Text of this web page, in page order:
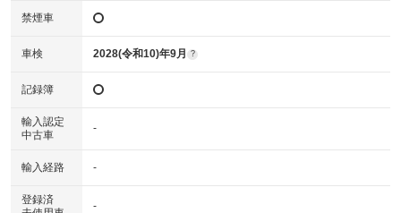
禁煙車
車検 2028(令和10)年9月 ?
記録簿
輸入認定
中古車
-
輸入経路 -
登録済
-